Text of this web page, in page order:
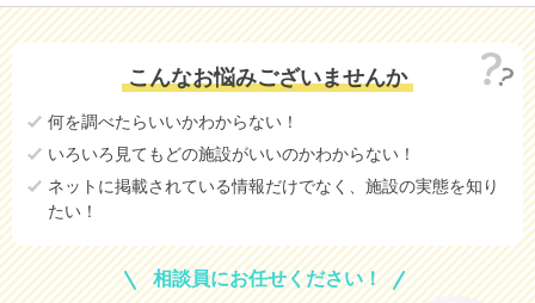
こんなお悩みございませんか
何を調べたらいいかわからない！
いろいろ見てもどの施設がいいのかわからない！
ネットに掲載されている情報だけでなく、施設の実態を知り
たい！
相談員にお任せください！